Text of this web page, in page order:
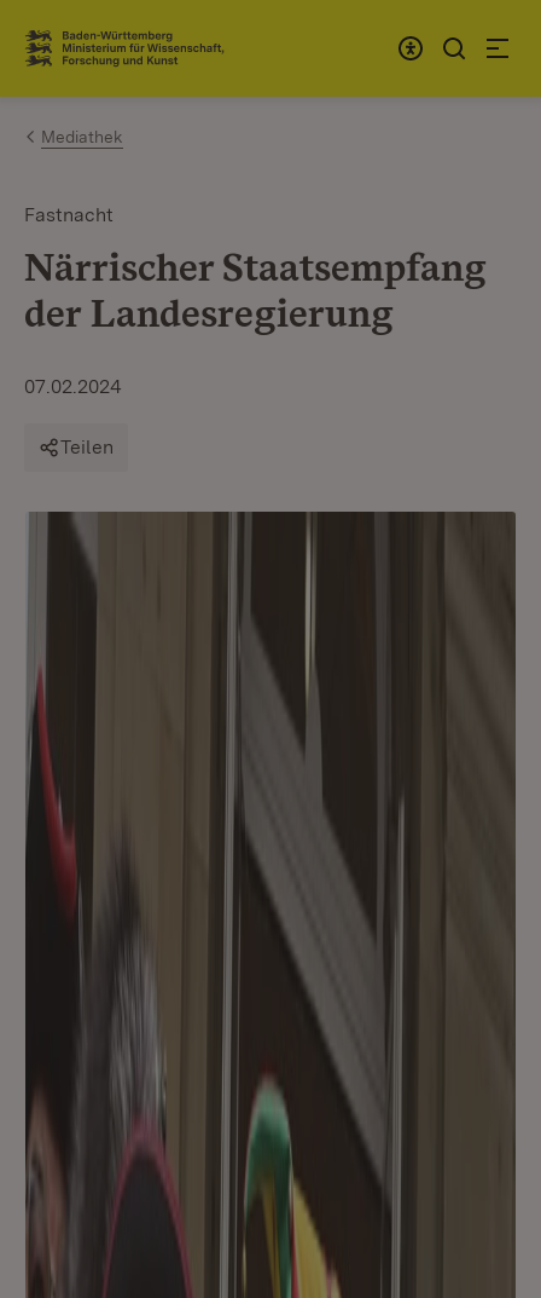
Zum Inhalt springen
Link zur Startseite
Mediathek
Fastnacht
Närrischer Staatsempfang
der Landesregierung
07.02.2024
Teilen